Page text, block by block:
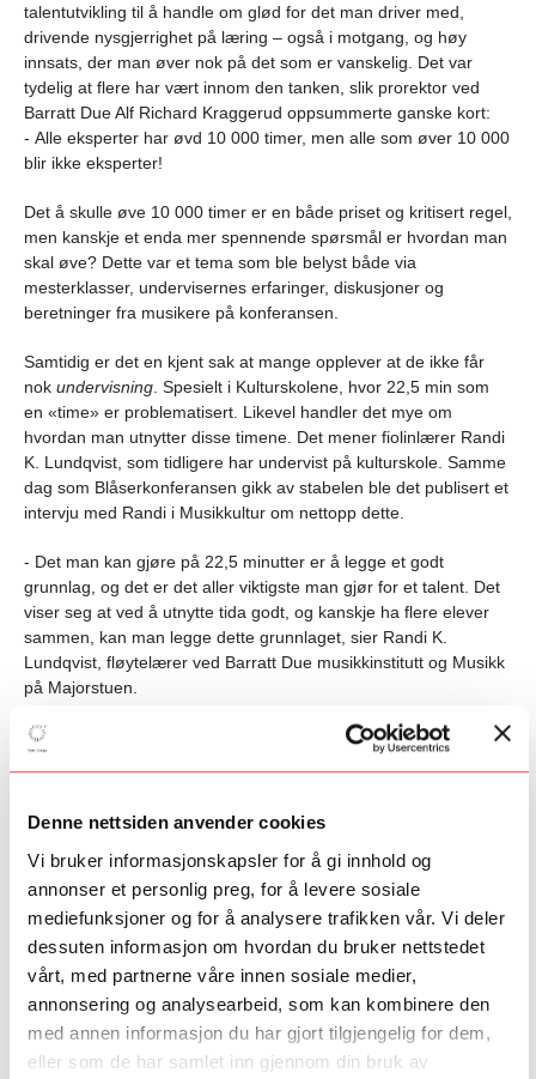
Denne nettsiden anvender cookies
Vi bruker informasjonskapsler for å gi innhold og
annonser et personlig preg, for å levere sosiale
mediefunksjoner og for å analysere trafikken vår. Vi deler
dessuten informasjon om hvordan du bruker nettstedet
vårt, med partnerne våre innen sosiale medier,
annonsering og analysearbeid, som kan kombinere den
med annen informasjon du har gjort tilgjengelig for dem,
eller som de har samlet inn gjennom din bruk av
talentutvikling til å handle om glød for det man driver med,
drivende nysgjerrighet på læring – også i motgang, og høy
innsats, der man øver nok på det som er vanskelig. Det var
tydelig at flere har vært innom den tanken, slik prorektor ved
Barratt Due Alf Richard Kraggerud oppsummerte ganske kort:
- Alle eksperter har øvd 10 000 timer, men alle som øver 10 000
blir ikke eksperter!
Det å skulle øve 10 000 timer er en både priset og kritisert regel,
men kanskje et enda mer spennende spørsmål er hvordan man
skal øve? Dette var et tema som ble belyst både via
mesterklasser, undervisernes erfaringer, diskusjoner og
beretninger fra musikere på konferansen.
Samtidig er det en kjent sak at mange opplever at de ikke får
nok undervisning . Spesielt i Kulturskolene, hvor 22,5 min som
en «time» er problematisert. Likevel handler det mye om
hvordan man utnytter disse timene. Det mener fiolinlærer Randi
K. Lundqvist, som tidligere har undervist på kulturskole. Samme
dag som Blåserkonferansen gikk av stabelen ble det publisert et
intervju med Randi i Musikkultur om nettopp dette.
- Det man kan gjøre på 22,5 minutter er å legge et godt
grunnlag, og det er det aller viktigste man gjør for et talent. Det
viser seg at ved å utnytte tida godt, og kanskje ha flere elever
sammen, kan man legge dette grunnlaget, sier Randi K.
Lundqvist, fløytelærer ved Barratt Due musikkinstitutt og Musikk
på Majorstuen.
På konferansen viste hun deltakerne, sammen med kollega på
gjennomføringen av en undervisningstime. De har rett og slett
på grunnleggende teknikk, lær dem å øve og sett krav. Samspill
er dessuten avgjørende, fortsatte Lundqvist.Les hele intervjuet
med Randi K. Lundqvist her.
Talentutvikling i samspill
En annen som mener at samspill er essensielt i undervisningen
og øvingen er Morten Øvrebekk, som hadde et forrykende
innlegg på konferansen sammen med korpsene han dirigerer.
Han mener at samspill kan være en form for øving det blir sett